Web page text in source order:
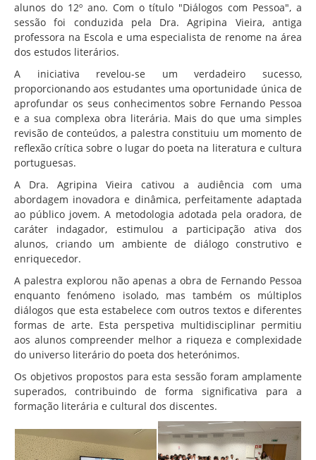
Calendário Escolar
Manuais Escolares
Horários
Serviços
Secretarias
Bibliotecas
Reprografias/Papelarias
Bufetes/Bares
Refeitórios
SPO
Contactos
alunos do 12º ano. Com o título "Diálogos com Pessoa", a
sessão foi conduzida pela Dra. Agripina Vieira, antiga
professora na Escola e uma especialista de renome na área
dos estudos literários.
A iniciativa revelou-se um verdadeiro sucesso,
proporcionando aos estudantes uma oportunidade única de
aprofundar os seus conhecimentos sobre Fernando Pessoa
e a sua complexa obra literária. Mais do que uma simples
revisão de conteúdos, a palestra constituiu um momento de
reflexão crítica sobre o lugar do poeta na literatura e cultura
portuguesas.
A Dra. Agripina Vieira cativou a audiência com uma
abordagem inovadora e dinâmica, perfeitamente adaptada
ao público jovem. A metodologia adotada pela oradora, de
caráter indagador, estimulou a participação ativa dos
alunos, criando um ambiente de diálogo construtivo e
enriquecedor.
A palestra explorou não apenas a obra de Fernando Pessoa
enquanto fenómeno isolado, mas também os múltiplos
diálogos que esta estabelece com outros textos e diferentes
formas de arte. Esta perspetiva multidisciplinar permitiu
aos alunos compreender melhor a riqueza e complexidade
do universo literário do poeta dos heterónimos.
Os objetivos propostos para esta sessão foram amplamente
superados, contribuindo de forma significativa para a
formação literária e cultural dos discentes.